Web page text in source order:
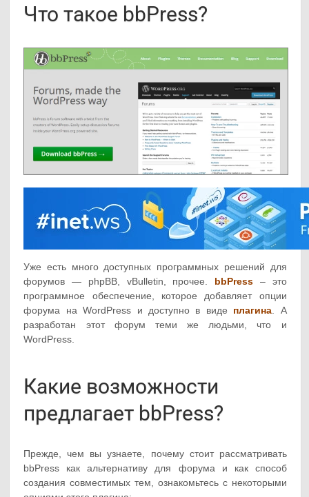
Что такое bbPress?
Уже есть много доступных программных решений для
форумов — phpBB, vBulletin, прочее. bbPress – это
программное обеспечение, которое добавляет опции
форума на WordPress и доступно в виде плагина. А
разработан этот форум теми же людьми, что и
WordPress.
Какие возможности
предлагает bbPress?
Прежде, чем вы узнаете, почему стоит рассматривать
bbPress как альтернативу для форума и как способ
создания совместимых тем, ознакомьтесь с некоторыми